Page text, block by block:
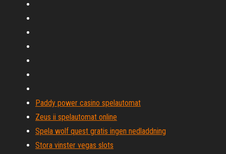
Paddy power casino spelautomat
Zeus ii spelautomat online
Spela wolf quest gratis ingen nedladdning
Stora vinster vegas slots